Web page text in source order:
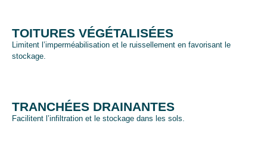
TOITURES VÉGÉTALISÉES
Limitent l’imperméabilisation et le ruissellement en favorisant le
stockage.
TRANCHÉES DRAINANTES
Facilitent l’infiltration et le stockage dans les sols.